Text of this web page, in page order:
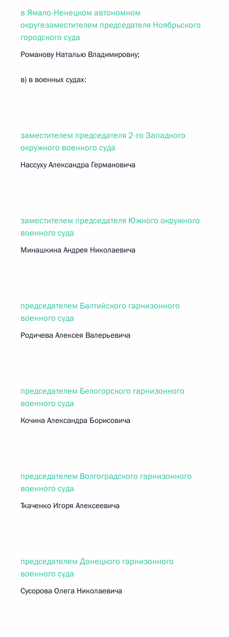
в Ямало-Ненецком автономном
округезаместителем председателя Ноябрьского
городского суда
Романову Наталью Владимировну;
в) в военных судах:
заместителем председателя 2-го Западного
окружного военного суда
Нассуху Александра Германовича
заместителем председателя Южного окружного
военного суда
Минашкина Андрея Николаевича
председателем Балтийского гарнизонного
военного суда
Родичева Алексея Валерьевича
председателем Белогорского гарнизонного
военного суда
Кочина Александра Борисовича
председателем Волгоградского гарнизонного
военного суда
Ткаченко Игоря Алексеевича
председателем Донецкого гарнизонного
военного суда
Сусорова Олега Николаевича